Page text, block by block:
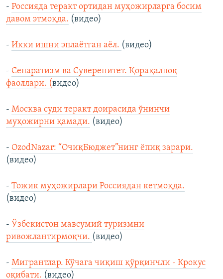
- Россияда теракт ортидан муҳожирларга босим
давом этмоқда. (видео)
- Икки ишни эплаётган аёл. (видео)
- Сепаратизм ва Суверенитет. Қорақалпоқ
фаоллари. (видео)
- Москва суди теракт доирасида ўнинчи
муҳожирни қамади. (видео)
- OzodNazar: “ОчиқБюджет”нинг ёпиқ зарари.
(видео)
- Тожик муҳожирлари Россиядан кетмоқда.
(видео)
- Ўзбекистон мавсумий туризмни
ривожлантирмоқчи. (видео)
- Мигрантлар. Кўчага чиқиш қўрқинчли - Крокус
оқибати. (видео)